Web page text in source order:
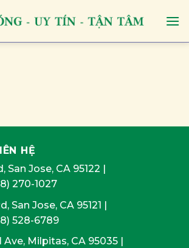
HỆ
San Jose, CA 95122 |
270-1027
San Jose, CA 95121 |
528-6789
Ave, Milpitas, CA 95035|